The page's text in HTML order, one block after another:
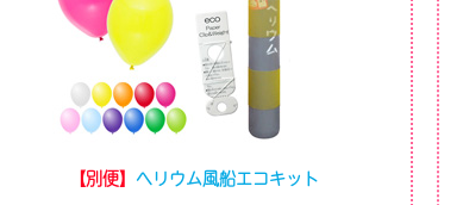
【別便】 ヘリウム風船エコキット